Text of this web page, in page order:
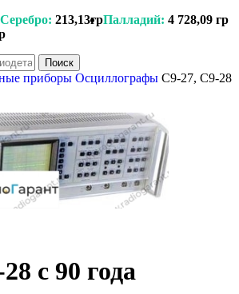
Серебро: 213,13грПалладий: 4 728,09 гр
Поиск
приборы Осциллографы C9-27, C9-28
с 90 года